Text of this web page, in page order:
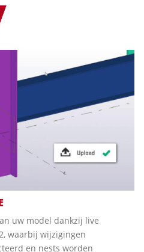
uw model dankzij live
waarbij wijzigingen
en nests worden